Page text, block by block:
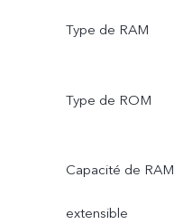
Type de RAM
Type de ROM
Capacité de RAM
extensible